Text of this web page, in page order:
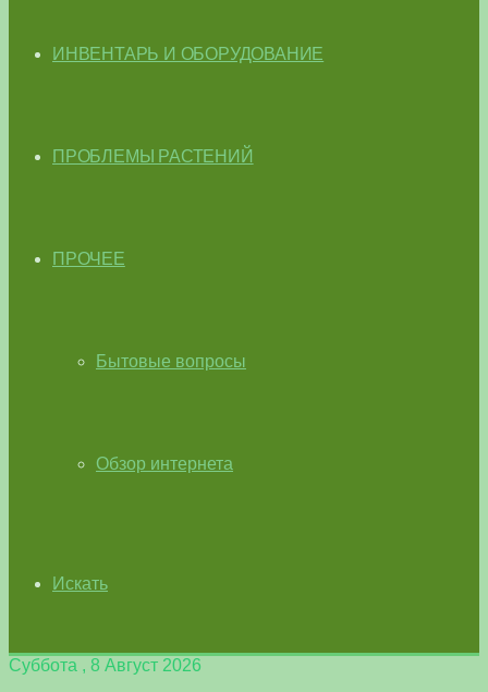
ИНВЕНТАРЬ И ОБОРУДОВАНИЕ
ПРОБЛЕМЫ РАСТЕНИЙ
ПРОЧЕЕ
Бытовые вопросы
Обзор интернета
Искать
Суббота , 8 Август 2026